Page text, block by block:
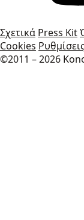
Σχετικά Press Kit
Cookies
©2011 – 2026